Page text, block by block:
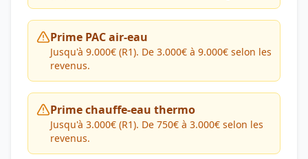
Prime PAC air-eau
Jusqu'à 9.000€ (R1). De 3.000€ à 9.000€ selon les
revenus.
Prime chauffe-eau thermo
Jusqu'à 3.000€ (R1). De 750€ à 3.000€ selon les
revenus.